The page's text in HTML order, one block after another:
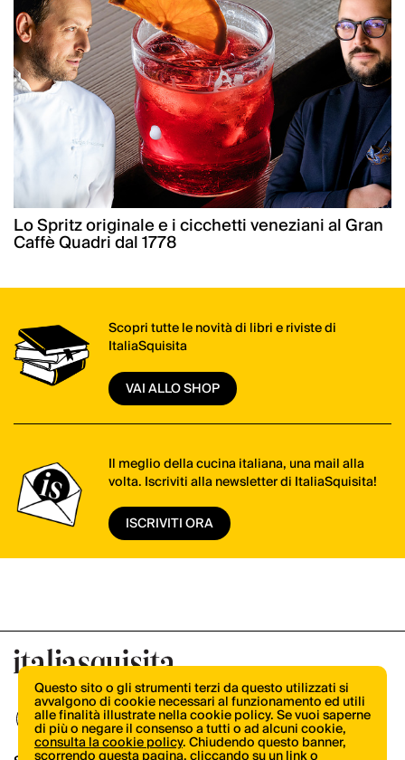
Lo Spritz originale e i cicchetti veneziani al Gran
Caffè Quadri dal 1778
Scopri tutte le novità di libri e riviste di
ItaliaSquisita
VAI ALLO SHOP
Il meglio della cucina italiana, una mail alla
volta. Iscriviti alla newsletter di ItaliaSquisita!
ISCRIVITI ORA
Questo sito o gli strumenti terzi da questo utilizzati si
avvalgono di cookie necessari al funzionamento ed utili
alle finalità illustrate nella cookie policy. Se vuoi saperne
di più o negare il consenso a tutti o ad alcuni cookie,
consulta la cookie policy. Chiudendo questo banner,